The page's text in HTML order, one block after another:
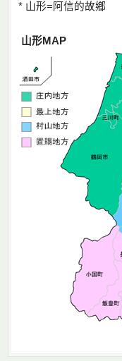
* 山形=阿信的故鄉
山形MAP